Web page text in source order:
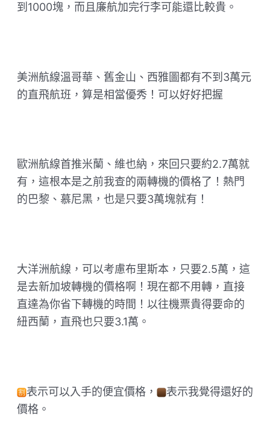
到1000塊，而且廉航加完行李可能還比較貴。
美洲航線溫哥華、舊金山、西雅圖都有不到3萬元
的直飛航班，算是相當優秀！可以好好把握
歐洲航線首推米蘭、維也納，來回只要約2.7萬就
有，這根本是之前我查的兩轉機的價格了！熱門
的巴黎、慕尼黑，也是只要3萬塊就有！
大洋洲航線，可以考慮布里斯本，只要2.5萬，這
是去新加坡轉機的價格啊！現在都不用轉，直接
直達為你省下轉機的時間！以往機票貴得要命的
紐西蘭，直飛也只要3.1萬。
表示可以入手的便宜價格，
表示我覺得還好的
價格。